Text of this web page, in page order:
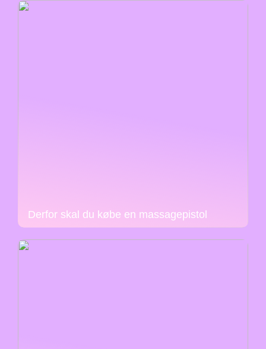
Derfor skal du købe en massagepistol